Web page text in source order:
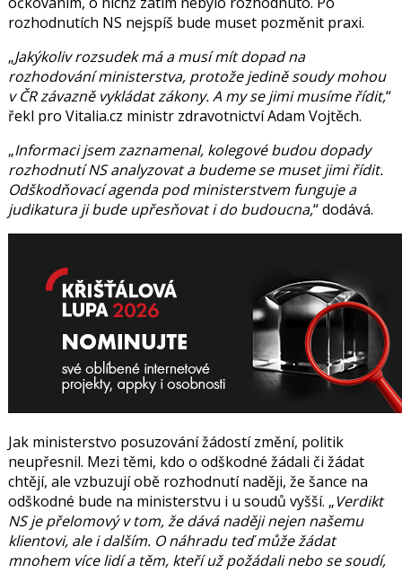
rozhodnutích NS nejspíš bude muset pozměnit praxi.
Jakýkoliv rozsudek má a musí mít dopad na
rozhodování ministerstva, protože jedině soudy mohou
v ČR závazně vykládat zákony. A my se jimi musíme řídit,
řekl pro Vitalia.cz ministr zdravotnictvíAdam Vojtěch.
Informaci jsem zaznamenal, kolegové budou dopady
rozhodnutí NS analyzovat a budeme se muset jimi řídit.
Odškodňovací agenda pod ministerstvem funguje a
judikatura ji bude upřesňovat i do budoucna, dodává.
Jak ministerstvo posuzování žádostí změní, politik
neupřesnil. Mezi těmi, kdo o odškodné žádali či žádat
chtějí, ale vzbuzují obě rozhodnutí naději, že šance na
odškodné bude na ministerstvu i u soudů vyšší.
Verdikt
NS je přelomový v tom, že dává naději nejen našemu
klientovi, ale i dalším. O náhradu teď může žádat
mnohem více lidí a těm, kteří už požádali nebo se soudí,